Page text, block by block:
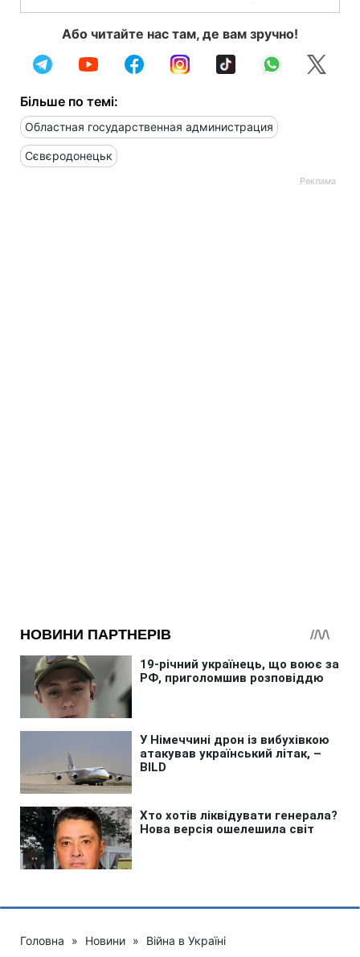
Або читайте нас там, де вам зручно!
Більше по темі:
Областная государственная администрация
Сєвєродонецьк
Головна » Новини » Війна в Україні